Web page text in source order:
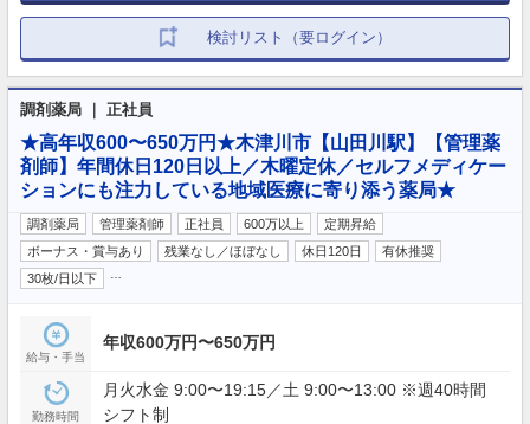
検討リスト（要ログイン）
調剤薬局 ｜ 正社員
★高年収600〜650万円★木津川市【山田川駅】【管理薬
剤師】年間休日120日以上／木曜定休／セルフメディケー
ションにも注力している地域医療に寄り添う薬局★
調剤薬局 管理薬剤師 正社員 600万以上
定期昇給
ボーナス・賞与あり
残業なし／ほぼなし 休日120日
有休推奨
30枚/日以下
給与・手当
年収600万円〜650万円
勤務時間
月火水金 9:00〜19:15／土 9:00〜13:00 ※週40時間
シフト制